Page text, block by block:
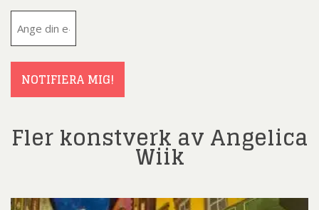
NOTIFIERA MIG!
Fler konstverk av Angelica
Wiik